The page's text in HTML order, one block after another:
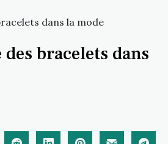
dans la mode
bracelets dans